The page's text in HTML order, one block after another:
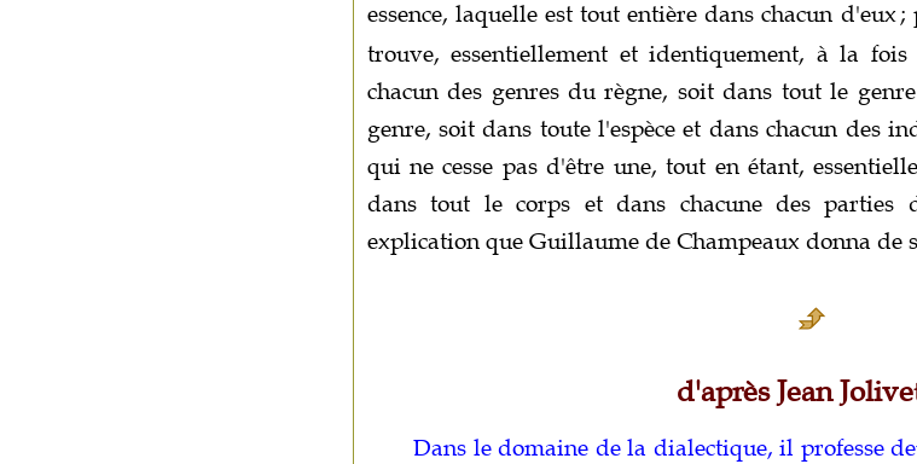
essence, laquelle est tout entière dans chacun d'eux ;
trouve, essentiellement et identiquement, à la
chacun des genres du règne, soit dans tout le
genre, soit dans toute l'espèce et dans chacun des
qui ne cesse pas d'être une, tout en étant,
dans tout le corps et dans chacune des
explication que Guillaume de Champeaux donna de
d'après Jean
Dans le domaine de la dialectique, il professe